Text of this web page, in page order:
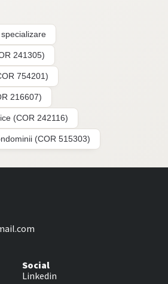
241305)
754201)
216607)
(COR 242116)
(COR 515303)
Social
Linkedin